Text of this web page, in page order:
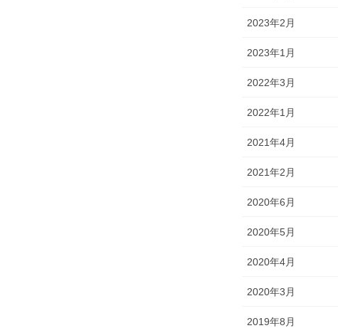
2023年2月
2023年1月
2022年3月
2022年1月
2021年4月
2021年2月
2020年6月
2020年5月
2020年4月
2020年3月
2019年8月